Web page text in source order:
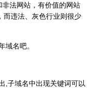
法网站，有价值的网站
而违法、灰色行业则很少
域名吧。
,子域名中出现关键词可以